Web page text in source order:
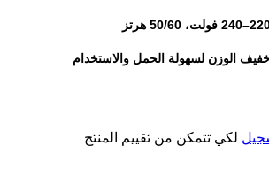
فولت، 50/60 هرتز
الوزن لسهولة الحمل والاستخدام
لكي تتمكن من تقييم المنتج